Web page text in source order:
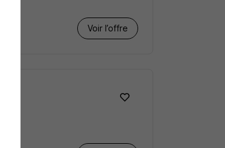
Voir l’offre